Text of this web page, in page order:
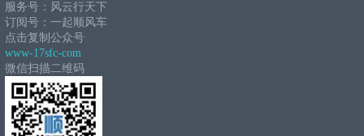
服务号：风云行天下
订阅号：一起顺风车
点击复制公众号
www-17sfc-com
微信扫描二维码